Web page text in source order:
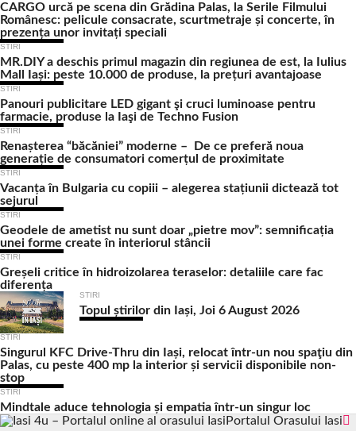
CARGO urcă pe scena din Grădina Palas, la Serile Filmului
Românesc: pelicule consacrate, scurtmetraje și concerte, în
prezența unor invitați speciali
STIRI
MR.DIY a deschis primul magazin din regiunea de est, la Iulius
Mall Iași: peste 10.000 de produse, la prețuri avantajoase
STIRI
Panouri publicitare LED gigant şi cruci luminoase pentru
farmacie, produse la Iaşi de Techno Fusion
STIRI
Renașterea “băcăniei” moderne – De ce preferă noua
generație de consumatori comerțul de proximitate
STIRI
Vacanța în Bulgaria cu copiii – alegerea stațiunii dictează tot
sejurul
STIRI
Geodele de ametist nu sunt doar „pietre mov”: semnificația
unei forme create în interiorul stâncii
STIRI
Greșeli critice în hidroizolarea teraselor: detaliile care fac
diferența
STIRI
Topul știrilor din Iași, Joi 6 August 2026
STIRI
Singurul KFC Drive-Thru din Iași, relocat într-un nou spaţiu din
Palas, cu peste 400 mp la interior și servicii disponibile non-
stop
STIRI
Mindtale aduce tehnologia și empatia într-un singur loc
Portalul Orasului Iasi